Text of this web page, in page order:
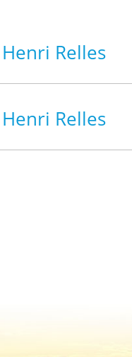
Henri Relles
Henri Relles